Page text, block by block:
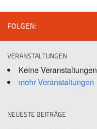
FOLGEN:
VERANSTALTUNGEN
Keine Veranstaltungen
mehr Veranstaltungen
NEUESTE BEITRÄGE